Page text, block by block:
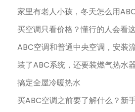
家里有老人小孩，冬天怎么用
买空调只看价格？懂行的人会看
ABC空调和普通中央空调，安装
装了ABC系统，还要装燃气热水
搞定全屋冷暖热水
买ABC空调之前要了解什么？新